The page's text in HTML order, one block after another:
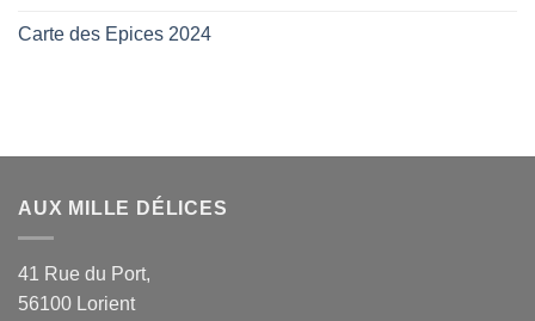
Carte des Epices 2024
AUX MILLE DÉLICES
41 Rue du Port,
56100 Lorient